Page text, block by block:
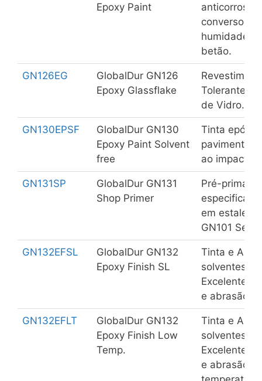
Epoxy Paint
conversor e
humidade.
betão.
GN126EG
GlobalDur GN126
Epoxy Glassflake
Tolerante à
de Vidro.
GN130EPSF
GlobalDur GN130
Epoxy Paint Solvent
free
Tinta epóxi
pavimentos.
ao impacto
GN131SP
GlobalDur GN131
Shop Primer
Pré-
em
GN101
GN132EFSL
GlobalDur GN132
Epoxy Finish SL
Tinta e
solventes
Excelente
e abrasão.
GN132EFLT
GlobalDur GN132
Epoxy Finish Low
Temp.
Tinta e
solventes
Excelente
e abrasão e